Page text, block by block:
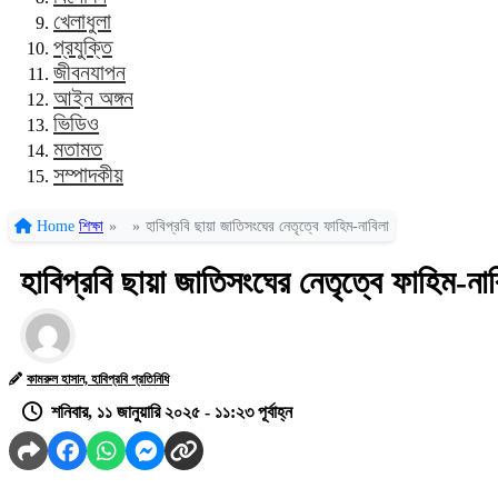
খেলাধুলা
প্রযুক্তি
জীবনযাপন
আইন অঙ্গন
ভিডিও
মতামত
সম্পাদকীয়
Home শিক্ষা » » হাবিপ্রবি ছায়া জাতিসংঘের নেতৃত্বে ফাহিম-নাবিলা
হাবিপ্রবি ছায়া জাতিসংঘের নেতৃত্বে ফাহিম-
কামরুল হাসান, হাবিপ্রবি প্রতিনিধি
শনিবার, ১১ জানুয়ারি ২০২৫ - ১১:২৩ পূর্বাহ্ন